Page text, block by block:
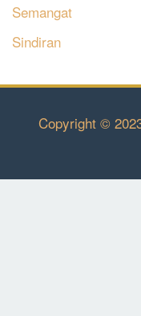
Semangat
Sindiran
Copyright ©